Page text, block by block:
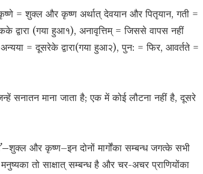
= शुक्ल और कृष्ण अर्थात् देवयान और पितृयान, गती =
द्वारा (गया हुआ१), अनावृत्तिम् = जिससे वापस नहीं
= दूसरेके द्वारा(गया हुआ२), पुन: = फिर, आवर्तते =
सनातन माना जाता है; एक में कोई लौटना नहीं है, दूसरे
शुक्ल और कृष्ण–इन दोनों मार्गोंका सम्बन्ध जगत्के सभी
तो साक्षात् सम्बन्ध है और चर-अचर प्राणियोंका